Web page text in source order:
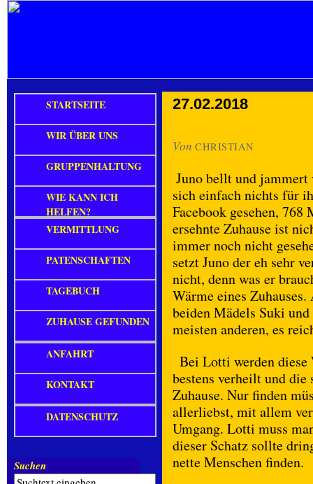
27.02.2018
Von CHRISTIAN
Juno bellt und jammert
sich einfach nichts für
Facebook gesehen,
ersehnte Zuhause ist
immer noch nicht
setzt Juno der eh sehr
nicht, denn was er
Wärme eines
beiden Mädels Suki
meisten anderen, es
Bei Lotti werden diese
bestens verheilt und
Zuhause. Nur finden
allerliebst, mit allem
Umgang. Lotti muss
dieser Schatz sollte
nette Menschen finden.
STARTSEITE
WIR ÜBER UNS
GRUPPENHALTUNG
WIE KANN ICH
HELFEN?
VERMITTLUNG
PATENSCHAFTEN
TAGEBUCH
ZUHAUSE GEFUNDEN
ANFAHRT
KONTAKT
DATENSCHUTZ
Suchen